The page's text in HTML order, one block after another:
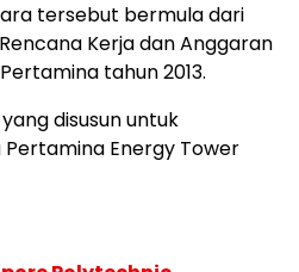
tersebut bermula dari
Kerja dan Anggaran
tahun 2013.
disusun untuk
Energy Tower